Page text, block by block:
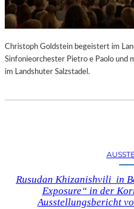
Christoph Goldstein begeistert im
Sinfonieorchester Pietro e Paolo und
im Landshuter Salzstadel.
Rusudan Khizanishvili in
Exposure“ in der
Ausstellungsbericht